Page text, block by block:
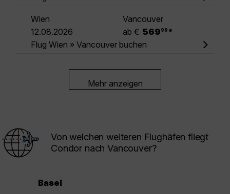
Wien
Vancouver
12.08.2026
ab € 569 99 *
Flug Wien » Vancouver buchen
Mehr anzeigen
Von welchen weiteren Flughäfen fliegt
Condor nach Vancouver?
Basel